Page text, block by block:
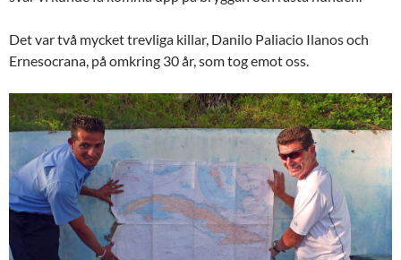
Det var två mycket trevliga killar, Danilo Paliacio Ilanos och
Ernesocrana, på omkring 30 år, som tog emot oss.